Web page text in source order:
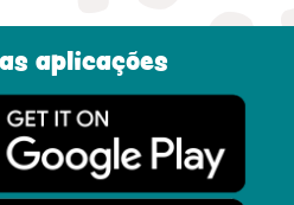
aplicações